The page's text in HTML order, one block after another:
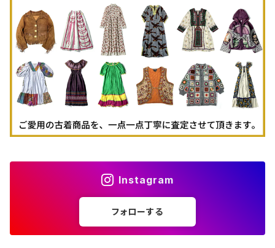
古着パーカー
古着タンクトップ
Instagram
フォローする